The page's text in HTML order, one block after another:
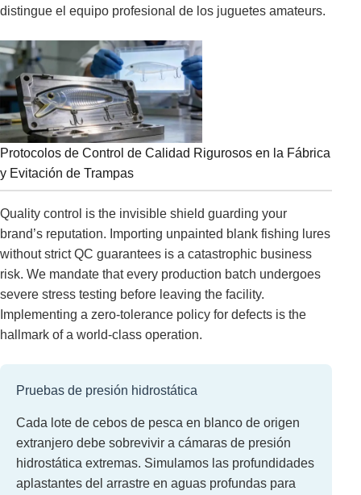
distingue el equipo profesional de los juguetes amateurs.
Protocolos de Control de Calidad Rigurosos en la Fábrica
y Evitación de Trampas
Quality control is the invisible shield guarding your
brand’s reputation. Importing unpainted blank fishing lures
without strict QC guarantees is a catastrophic business
risk. We mandate that every production batch undergoes
severe stress testing before leaving the facility.
Implementing a zero-tolerance policy for defects is the
hallmark of a world-class operation.
Pruebas de presión hidrostática
Cada lote de cebos de pesca en blanco de origen
extranjero debe sobrevivir a cámaras de presión
hidrostática extremas. Simulamos las profundidades
aplastantes del arrastre en aguas profundas para